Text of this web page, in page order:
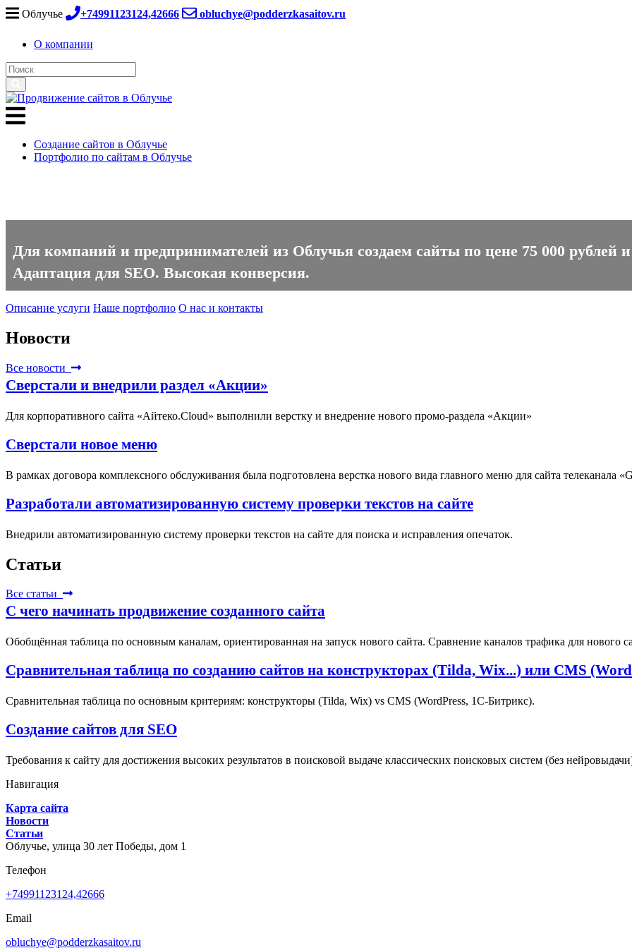
Облучье +74991123124,42666 obluchye@podderzkasaitov.ru
О компании
Создание сайтов в Облучье
Портфолио по сайтам в Облучье
Для компаний и предпринимателей из Облучья создаем сайты по цене 75 000 рублей
Адаптация для SEO. Высокая конверсия.
Описание услуги Наше портфолио О нас и контакты
Новости
Все новости
Сверстали и внедрили раздел «Акции»
Для корпоративного сайта «Айтеко.Cloud» выполнили верстку и внедрение нового промо-раздела «Акции»
Сверстали новое меню
В рамках договора комплексного обслуживания была подготовлена верстка нового вида главного меню для сайта телеканала
Разработали автоматизированную систему проверки текстов на сайте
Внедрили автоматизированную систему проверки текстов на сайте для поиска и исправления опечаток.
Статьи
Все статьи
С чего начинать продвижение созданного сайта
Обобщённая таблица по основным каналам, ориентированная на запуск нового сайта. Сравнение каналов трафика для нового
Сравнительная таблица по созданию сайтов на конструкторах (Tilda, Wix...) или CMS
Сравнительная таблица по основным критериям: конструкторы (Tilda, Wix) vs CMS (WordPress, 1С‑Битрикс).
Создание сайтов для SEO
Требования к сайту для достижения высоких результатов в поисковой выдаче классических поисковых систем (без
Навигация
Карта сайта
Новости
Статьи
Облучье, улица 30 лет Победы, дом 1
Телефон
+74991123124,42666
Email
obluchye@podderzkasaitov.ru